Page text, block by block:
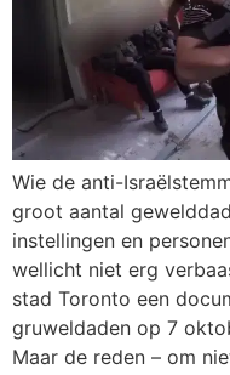
Wie de anti-
groot aantal
instellingen en
wellicht niet erg
stad Toronto een
gruweldaden op 7
Maar de reden – om